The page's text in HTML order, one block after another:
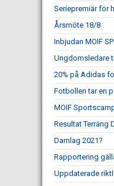
Seriepremiär för
Årsmöte 18/8
Inbjudan MOIF
Ungdomsledare
20% på Adidas
Fotbollen tar en
MOIF
Resultat Terräng
Damlag 2021?
Rapportering
Uppdaterade